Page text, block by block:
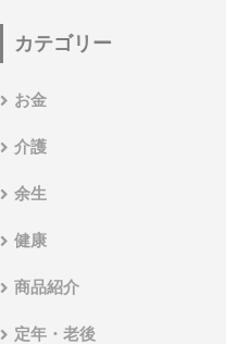
カテゴリー
お金
介護
余生
健康
商品紹介
定年・老後